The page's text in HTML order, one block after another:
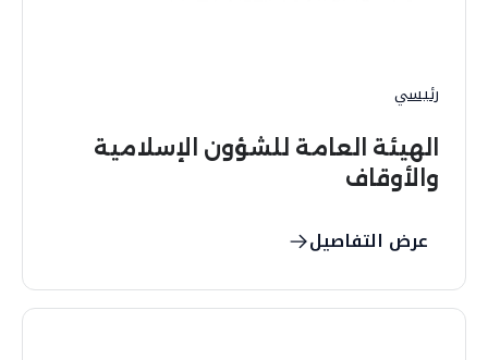
رئيسي
الهيئة العامة للشؤون الإسلامية
والأوقاف
عرض التفاصيل